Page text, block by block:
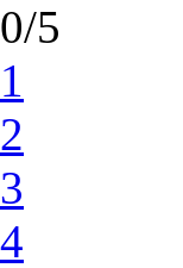
0/5
1
2
3
4